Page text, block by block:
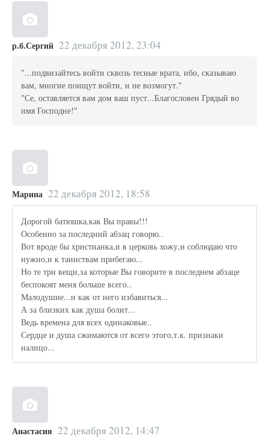
р.б.Сергий 22 декабря 2012, 23:04
"...подвизайтесь войти сквозь тесные врата, ибо, сказываю
вам, многие поищут войти, и не возмогут."
"Се, оставляется вам дом ваш пуст...Благословен Грядый во
имя Господне!"
Марина 22 декабря 2012, 18:58
Дорогой батюшка,как Вы правы!!!
Особенно за последний абзац говорю..
Вот вроде бы христианка,и в церковь хожу,и соблюдаю что
нужно,и к таинствам прибегаю...
Но те три вещи,за которые Вы говорите в последнем абзаце
беспокоят меня больше всего..
Малодушие...и как от него избавиться...
А за близких как душа болит...
Ведь времена для всех одинаковые..
Сердце и душа сжимаются от всего этого,т.к. признаки
налицо...
Анастасия 22 декабря 2012, 14:47